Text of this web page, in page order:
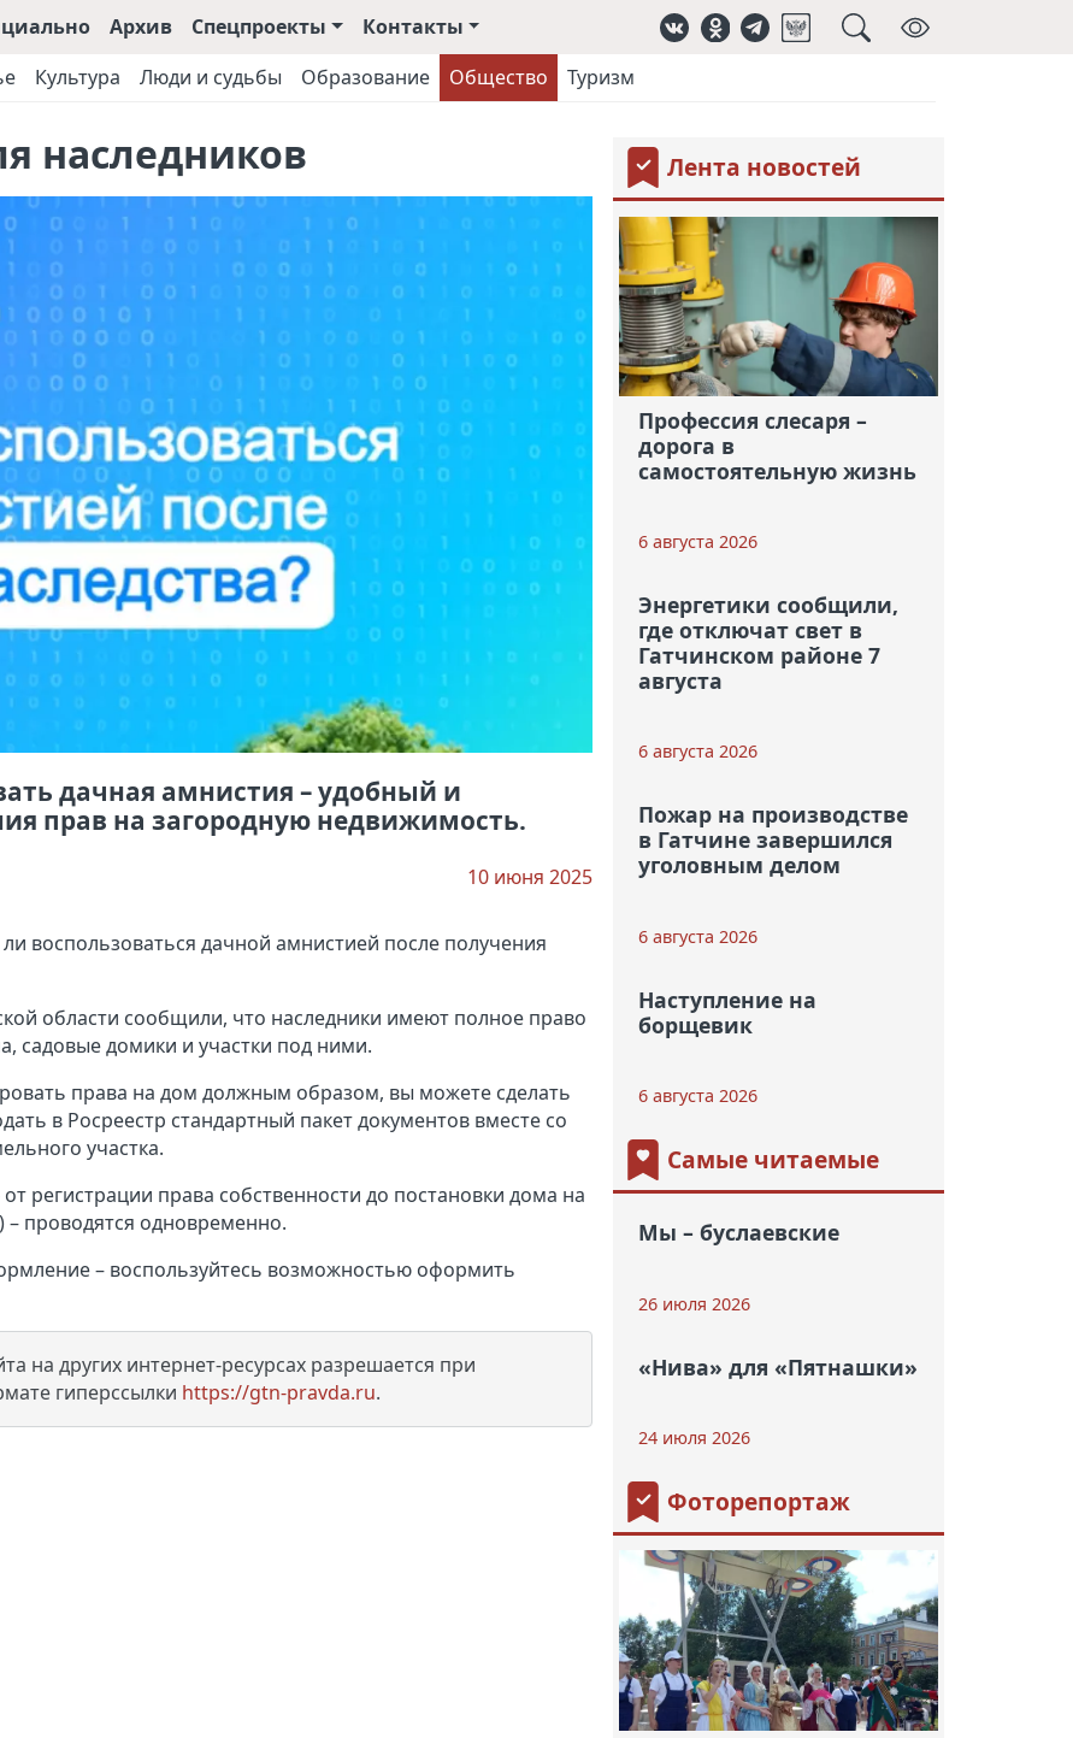
Архив Спецпроекты
Контакты
Культура Люди и судьбы Образование Общество Туризм
наследников
дачная амнистия – удобный и
прав на загородную недвижимость.
10 июня 2025
воспользоваться дачной амнистией после получения
области сообщили, что наследники имеют полное право
садовые домики и участки под ними.
права на дом должным образом, вы можете сделать
в Росреестр стандартный пакет документов вместе со
участка.
регистрации права собственности до постановки дома на
– проводятся одновременно.
– воспользуйтесь возможностью оформить
на других интернет-ресурсах разрешается при
гиперссылки https://gtn-pravda.ru.
Лента новостей
Профессия слесаря –
дорога в
самостоятельную жизнь
6 августа 2026
Энергетики сообщили,
где отключат свет в
Гатчинском районе 7
августа
6 августа 2026
Пожар на производстве
в Гатчине завершился
уголовным делом
6 августа 2026
Наступление на
борщевик
6 августа 2026
Самые читаемые
Мы – буслаевские
26 июля 2026
«Нива» для «Пятнашки»
24 июля 2026
Фоторепортаж